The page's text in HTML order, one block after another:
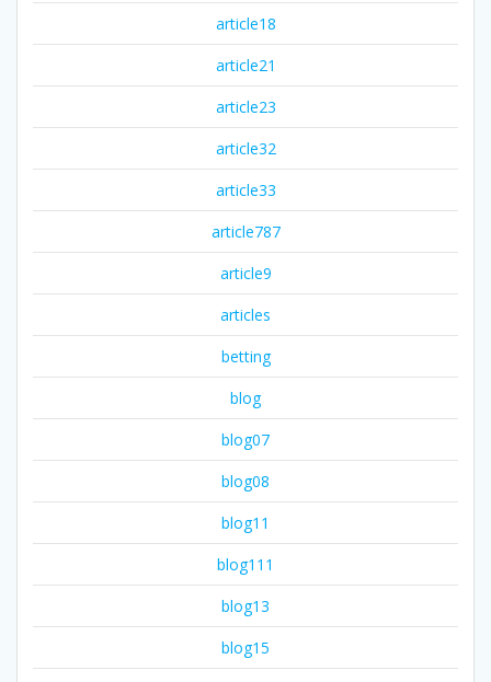
article18
article21
article23
article32
article33
article787
article9
articles
betting
blog
blog07
blog08
blog11
blog111
blog13
blog15